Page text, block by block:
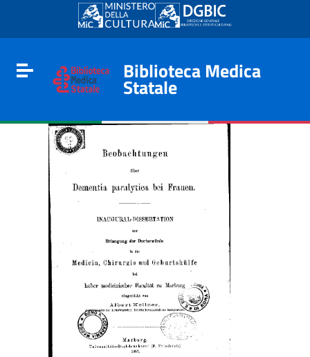
Go to content
Go to the navigation menu
Go to the footer
Toggle navigation
Biblioteca Medica
Statale